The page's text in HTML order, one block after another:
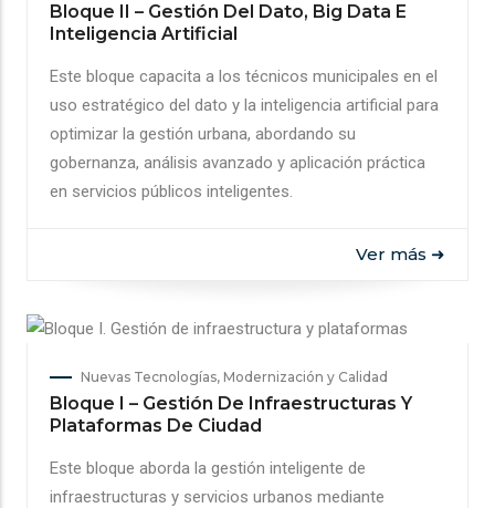
Bloque II – Gestión Del Dato, Big Data E
Inteligencia Artificial
Este bloque capacita a los técnicos municipales en el
uso estratégico del dato y la inteligencia artificial para
optimizar la gestión urbana, abordando su
gobernanza, análisis avanzado y aplicación práctica
en servicios públicos inteligentes.
Ver más ➜
Nuevas Tecnologías, Modernización y Calidad
Bloque I – Gestión De Infraestructuras Y
Plataformas De Ciudad
Este bloque aborda la gestión inteligente de
infraestructuras y servicios urbanos mediante